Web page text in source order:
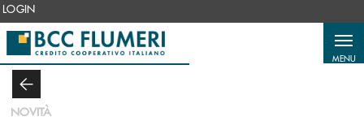
Salta al contenuto principale
LOGIN
MENU
NOVITÀ